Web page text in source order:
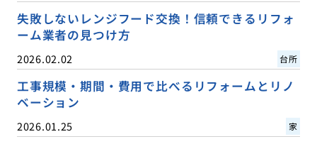
失敗しないレンジフード交換！信頼できるリフォ
ーム業者の見つけ方
2026.02.02 台所
工事規模・期間・費用で比べるリフォームとリノ
ベーション
2026.01.25 家